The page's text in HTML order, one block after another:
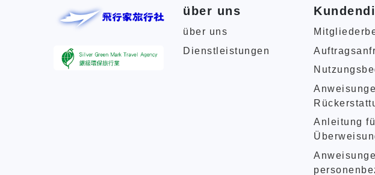
über uns
über uns
Dienstleistungen
Anleitung